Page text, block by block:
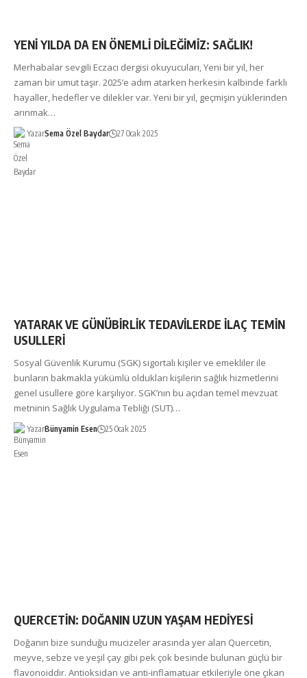
YENİ YILDA DA EN ÖNEMLİ DİLEĞİMİZ: SAĞLIK!
Merhabalar sevgili Eczacı dergisi okuyucuları, Yeni bir yıl, her
zaman bir umut taşır. 2025’e adım atarken herkesin kalbinde farklı
hayaller, hedefler ve dilekler var. Yeni bir yıl, geçmişin yüklerinden
arınmak…
YazarSema Özel Baydar 27 Ocak 2025
YATARAK VE GÜNÜBİRLİK TEDAVİLERDE İLAÇ TEMİN
USULLERİ
Sosyal Güvenlik Kurumu (SGK) sigortalı kişiler ve emekliler ile
bunların bakmakla yükümlü oldukları kişilerin sağlık hizmetlerini
genel usullere göre karşılıyor. SGK’nın bu açıdan temel mevzuat
metninin Sağlık Uygulama Tebliği (SUT)…
YazarBünyamin Esen 25 Ocak 2025
QUERCETİN: DOĞANIN UZUN YAŞAM HEDİYESİ
Doğanın bize sunduğu mucizeler arasında yer alan Quercetin,
meyve, sebze ve yeşil çay gibi pek çok besinde bulunan güçlü bir
flavonoiddir. Antioksidan ve anti-inflamatuar etkileriyle öne çıkan